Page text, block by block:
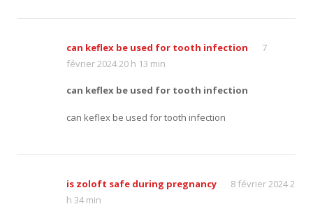
can keflex be used for tooth infection
7
février 2024 20 h 13 min
can keflex be used for tooth infection
can keflex be used for tooth infection
is zoloft safe during pregnancy
8 février 2024 2
h 34 min